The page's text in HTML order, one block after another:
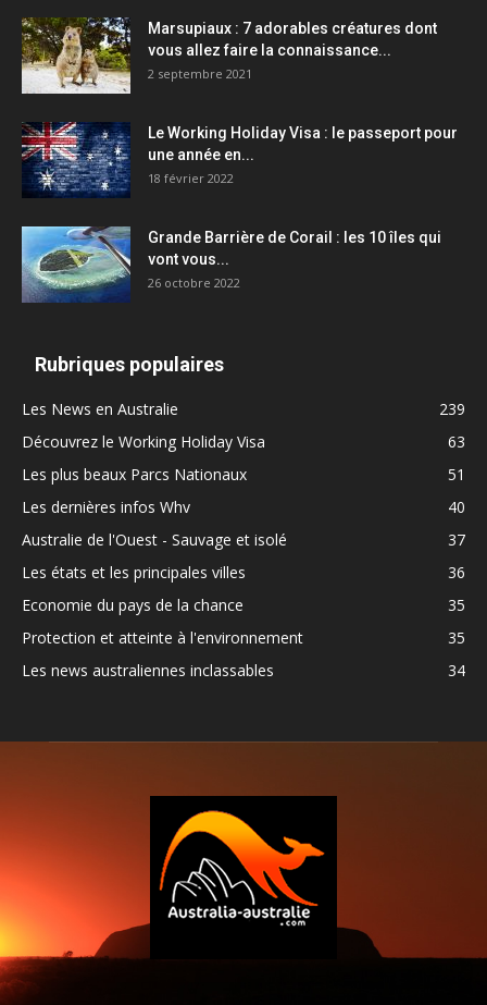
Marsupiaux : 7 adorables créatures dont
vous allez faire la connaissance...
2 septembre 2021
Le Working Holiday Visa : le passeport pour
une année en...
18 février 2022
Grande Barrière de Corail : les 10 îles qui
vont vous...
26 octobre 2022
Rubriques populaires
Les News en Australie
239
Découvrez le Working Holiday Visa
63
Les plus beaux Parcs Nationaux
51
Les dernières infos Whv
40
Australie de l'Ouest - Sauvage et isolé
37
Les états et les principales villes
36
Economie du pays de la chance
35
Protection et atteinte à l'environnement
35
Les news australiennes inclassables
34